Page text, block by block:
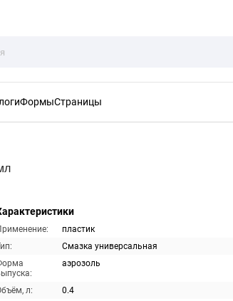
ФормыСтраницы
пластик
Смазка универсальная
аэрозоль
л:
0.4